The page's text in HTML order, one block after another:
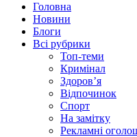
Головна
Новини
Блоги
Всі рубрики
Топ-теми
Кримінал
Здоров’я
Відпочинок
Спорт
На замітку
Рекламні